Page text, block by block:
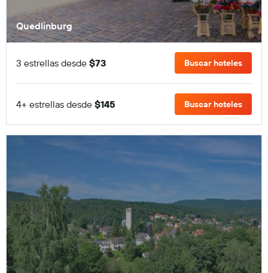
Quedlinburg
3 estrellas desde $73 Buscar hoteles
4+ estrellas desde $145 Buscar hoteles